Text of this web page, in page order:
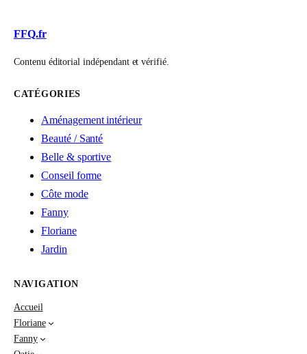
FFQ.fr
Contenu éditorial indépendant et vérifié.
CATÉGORIES
Aménagement intérieur
Beauté / Santé
Belle & sportive
Conseil forme
Côte mode
Fanny
Floriane
Jardin
NAVIGATION
Accueil
Floriane
Fanny